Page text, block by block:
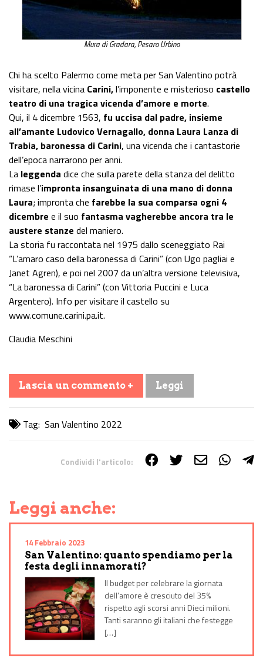
Mura di Gradara, Pesaro Urbino
Chi ha scelto Palermo come meta per San Valentino potrà
visitare, nella vicina Carini,l’imponente e misterioso castello
teatro di una tragica vicenda d’amore e morte.
Qui, il 4 dicembre 1563, fu uccisa dal padre, insieme
all’amante Ludovico Vernagallo, donna Laura Lanza di
Trabia, baronessa di Carini, una vicenda che i cantastorie
dell’epoca narrarono per anni.
La leggenda dice che sulla parete della stanza del delitto
rimase l’impronta insanguinata di una mano di donna
Laura; impronta che farebbe la sua comparsa ogni 4
dicembre e il suo fantasma vagherebbe ancora tra le
austere stanze del maniero.
La storia fu raccontata nel 1975 dallo sceneggiato Rai
“L’amaro caso della baronessa di Carini” (con Ugo pagliai e
Janet Agren), e poi nel 2007 da un’altra versione televisiva,
“La baronessa di Carini” (con Vittoria Puccini e Luca
Argentero). Info per visitare il castello su
www.comune.carini.pa.it.
Claudia Meschini
Lascia un commento + Leggi
Tag: San Valentino 2022
Condividi l'articolo:
Leggi anche:
14 Febbraio 2023
San Valentino: quanto spendiamo per la
festa degli innamorati?
Il budget per celebrare la giornata
dell’amore è cresciuto del 35%
rispetto agli scorsi anni Dieci milioni.
Tanti saranno gli italiani che festegge
[…]